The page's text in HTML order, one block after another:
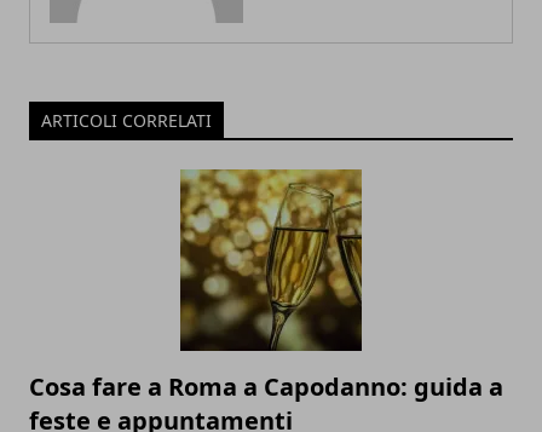
ARTICOLI CORRELATI
Cosa fare a Roma a Capodanno: guida a
feste e appuntamenti